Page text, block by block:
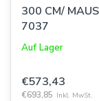
300 CM/
7037
Auf Lager
€573,43
€693,85 Inkl. MwSt.